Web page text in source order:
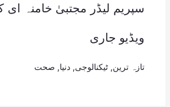
سپریم لیڈر مجتبیٰ خامنہ ای
ویڈیو جاری
تازہ ترین ٹیکنالوجی دنیا صحت